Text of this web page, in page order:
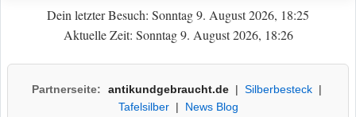
Dein letzter Besuch: Sonntag 9. August 2026, 18:25
Aktuelle Zeit: Sonntag 9. August 2026, 18:26
Partnerseite: antikundgebraucht.de| Silberbesteck|
Tafelsilber| News Blog